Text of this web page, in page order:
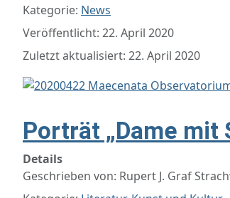
Kategorie: News
Veröffentlicht: 22. April 2020
Zuletzt aktualisiert: 22. April 2020
Porträt „Dame mit
Details
Geschrieben von: Rupert J. Graf